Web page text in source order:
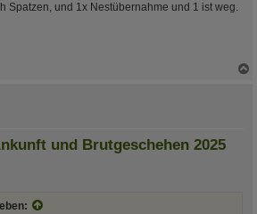
Spatzen, und 1x Nestübernahme und 1 ist weg.
und Brutgeschehen 2025